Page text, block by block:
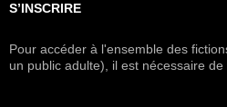
S’INSCRIRE
Pour accéder à l'ensemble des
un public adulte), il est nécessaire de